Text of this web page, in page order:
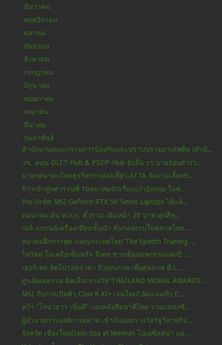
ธันวาคม
พฤศจิกายน
ตุลาคม
กันยายน
สิงหาคม
กรกฎาคม
มิถุนายน
พฤษภาคม
เมษายน
มีนาคม
กุมภาพันธ์
สำนักงานคณะกรรมการป้องกันและปราบปรามยาเสพติด (สำนั...
วช. หนุน DLET-Hub & PSDP-Hub จับมือ รร.นายร้อยตำรว...
นายกสมาคมไทยธุรกิจการท่องเที่ยว ATTA จัดงานเลี้ยงข...
ก้าวเข้าสู่ทศวรรษที่ 10สมาคมนักเรียนเก่าอังกฤษ ในพ...
Pre-Order MSI GeForce RTX 50 Series Laptops ได้แล้...
คมนาคม ดัน พ.ร.บ. ตั๋วร่วม เดินหน้า 20 บาท ทุกสีทุ...
เดลิ แบรนด์เครื่องเขียนชั้นนำ ลั่นกลองรบในตลาดไทย ...
สมาคมฝึกการพูด แห่งประเทศไทย"The Speech Training ...
ไทวัสดุ ในเครือเซ็นทรัล รีเทล ชวนช้อปมหกรรมแห่งปี ...
เฮอริเทจ จัดโปรลดราคา ถั่วคุณภาพ เพื่อสุขภาพ ที่ L...
ศูนย์คุณธรรม คัดเลือกรางวัล“THAILAND MORAL AWARDS ...
MSI กับการเปิดตัว Claw 8 AI+ เจนใหม่! อัดแน่นกับ E...
คว้า “โจนาธาร เข็มดี” กองหลังทีมชาติไทย ร่วมแสดงซี...
ผู้อำนวยการองค์การตลาด เข้ารับมอบรางวัลรัฐวิสาหกิจ...
จังหวัด เชียงใหม่Oasis Spa at Nimman โอเอซิสสปา แอ...